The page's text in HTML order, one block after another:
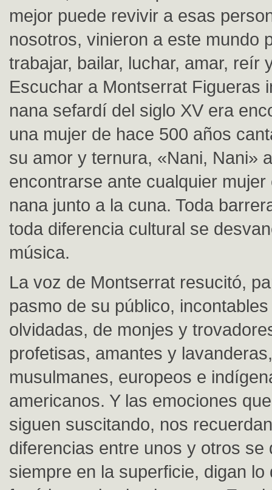
mejor puede revivir a esas
nosotros, vinieron a este mundo
trabajar, bailar, luchar, amar, reír
Escuchar a Montserrat Figueras
nana sefardí del siglo XV era
una mujer de hace 500 años
su amor y ternura, «Nani, Nani»
encontrarse ante cualquier
nana junto a la cuna. Toda
toda diferencia cultural se
música.
La voz de Montserrat resucitó,
pasmo de su público,
olvidadas, de monjes y
profetisas, amantes y
musulmanes, europeos e
americanos. Y las emociones
siguen suscitando, nos
diferencias entre unos y otros se
siempre en la superficie, digan lo